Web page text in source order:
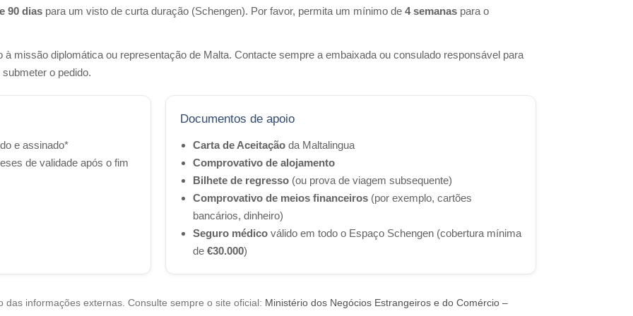
90 dias para um visto de curta duração (Schengen). Por favor, permita um mínimo de 4 semanas para o
missão diplomática ou representação de Malta. Contacte sempre a embaixada ou consulado responsável para
o pedido.
e assinado*
de validade após o fim
Documentos de apoio
Carta de Aceitação da Maltalingua
Comprovativo de alojamento
Bilhete de regresso (ou prova de viagem subsequente)
Comprovativo de meios financeiros (por exemplo, cartões
bancários, dinheiro)
Seguro médico válido em todo o Espaço Schengen (cobertura mínima
de €30.000)
informações externas. Consulte sempre o site oficial: Ministério dos Negócios Estrangeiros e do Comércio –